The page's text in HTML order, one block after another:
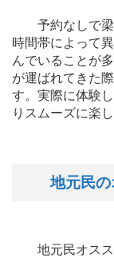
予約なしで梁
時間帯によって
んでいることが
が運ばれてきた
す。実際に体験
りスムーズに楽
地元民
地元民オスス